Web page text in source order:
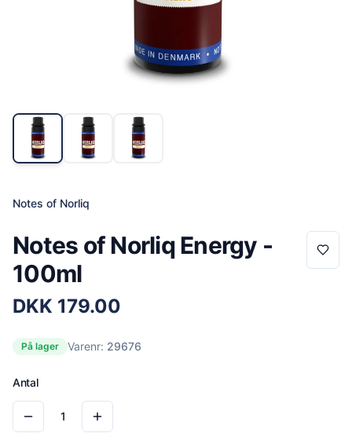
Notes of Norliq
Notes of Norliq Energy -
100ml
DKK 179.00
På lager Varenr: 29676
Antal
1